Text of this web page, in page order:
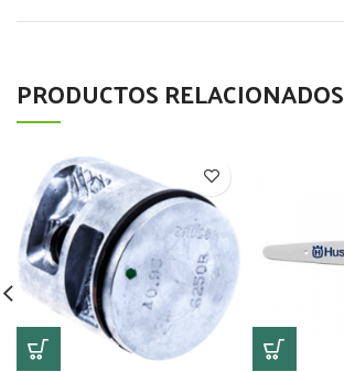
PRODUCTOS RELACIONADOS